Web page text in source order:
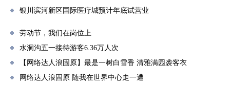
银川滨河新区国际医疗城预计年底试营业
劳动节，我们在岗位上
水洞沟五一接待游客6.36万人次
【网络达人浪固原】最是一树白雪香 清雅满园袭客衣
网络达人浪固原 随我在世界中心走一遭